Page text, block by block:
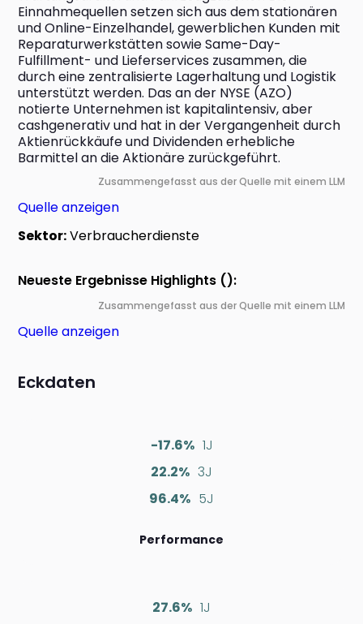
Einnahmequellen setzen sich aus dem stationären
und Online-Einzelhandel, gewerblichen Kunden mit
Reparaturwerkstätten sowie Same-Day-
Fulfillment- und Lieferservices zusammen, die
durch eine zentralisierte Lagerhaltung und Logistik
unterstützt werden. Das an der NYSE (AZO)
notierte Unternehmen ist kapitalintensiv, aber
cashgenerativ und hat in der Vergangenheit durch
Aktienrückkäufe und Dividenden erhebliche
Barmittel an die Aktionäre zurückgeführt.
Zusammengefasst aus der Quelle mit einem LLM
Quelle anzeigen
Sektor:Verbraucherdienste
Neueste Ergebnisse Highlights ():
Zusammengefasst aus der Quelle mit einem LLM
Quelle anzeigen
Eckdaten
-17.6% 1J
22.2% 3J
96.4% 5J
Performance
27.6% 1J